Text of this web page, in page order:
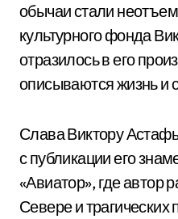
обычаи стали
культурного фонда
отразилось в его
описываются жизнь и
Слава Виктору
с публикации его
«Авиатор», где автор
Севере и трагических